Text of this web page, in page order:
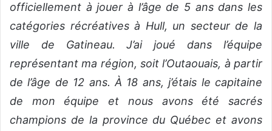
officiellement à jouer à l’âge de 5 ans dans les
catégories récréatives à Hull, un secteur de la
ville de Gatineau. J’ai joué dans l’équipe
représentant ma région, soit l’Outaouais, à partir
de l’âge de 12 ans. À 18 ans, j’étais le capitaine
de mon équipe et nous avons été sacrés
champions de la province du Québec et avons